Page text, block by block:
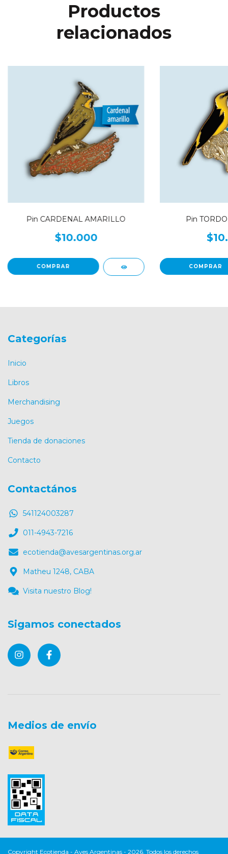
Productos
relacionados
Pin CARDENAL AMARILLO
$10.000
Pin
Categorías
Inicio
Libros
Merchandising
Juegos
Tienda de donaciones
Contacto
Contactános
541124003287
011-4943-7216
ecotienda@avesargentinas.org.ar
Matheu 1248, CABA
Visita nuestro Blog!
Sigamos conectados
Medios de envío
Copyright Ecotienda - Aves Argentinas - 2026. Todos los derechos